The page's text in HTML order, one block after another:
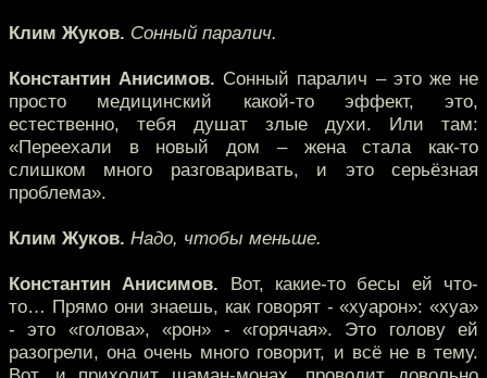
Клим Жуков. Сонный паралич.
Константин Анисимов. Сонный паралич – это же не
просто медицинский какой-то эффект, это,
естественно, тебя душат злые духи. Или там:
«Переехали в новый дом – жена стала как-то
слишком много разговаривать, и это серьёзная
проблема».
Клим Жуков. Надо, чтобы меньше.
Константин Анисимов. Вот, какие-то бесы ей что-
то… Прямо они знаешь, как говорят - «хуарон»: «хуа»
- это «голова», «рон» - «горячая». Это голову ей
разогрели, она очень много говорит, и всё не в тему.